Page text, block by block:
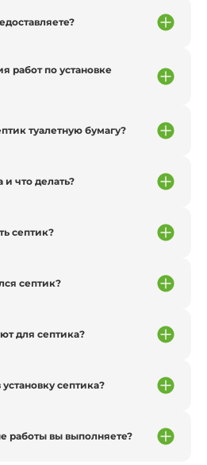
работ по установке
туалетную бумагу?
что делать?
септик?
септик?
для септика?
септика?
работы вы выполняете?